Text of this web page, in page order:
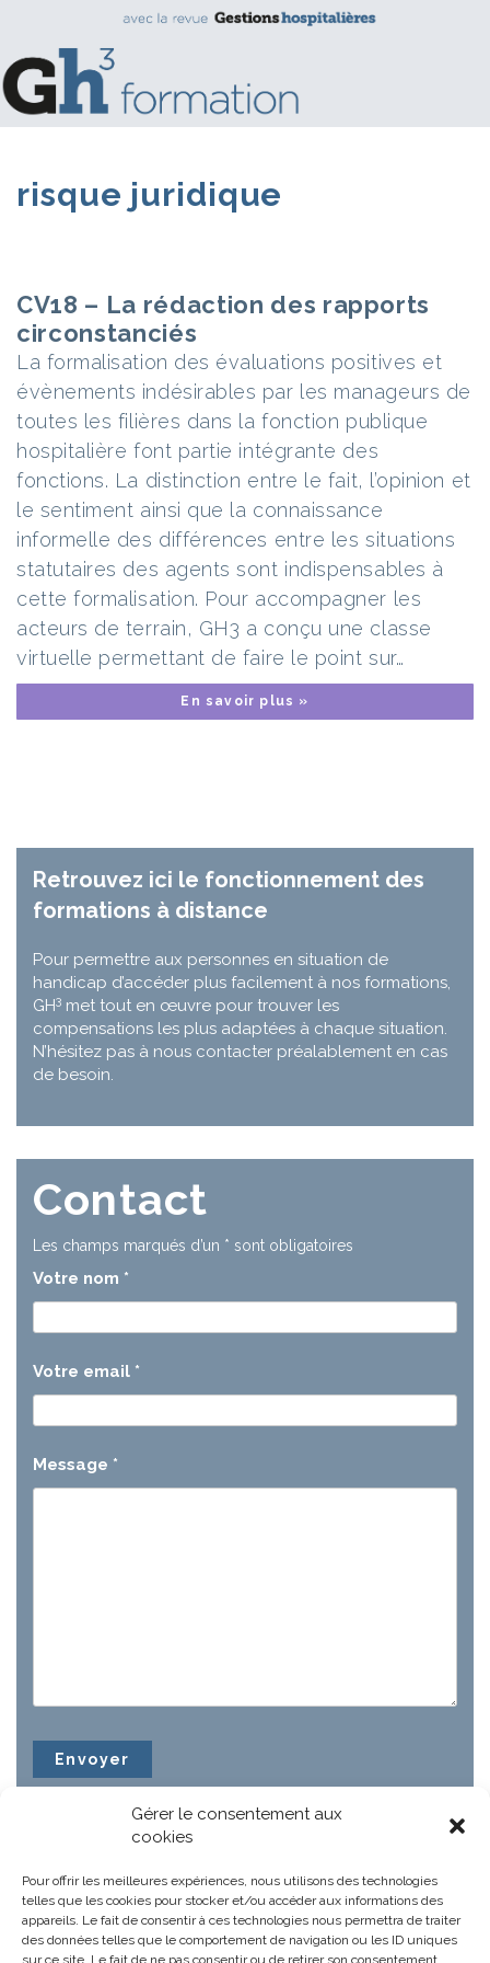
Gérer le consentement aux
cookies
Pour offrir les meilleures expériences, nous utilisons des technologies
telles que les cookies pour stocker et/ou accéder aux informations des
appareils. Le fait de consentir à ces technologies nous permettra de traiter
des données telles que le comportement de navigation ou les ID uniques
sur ce site. Le fait de ne pas consentir ou de retirer son consentement
risque juridique
CV18 – La rédaction des rapports
circonstanciés
La formalisation des évaluations positives et
évènements indésirables par les manageurs de
toutes les filières dans la fonction publique
hospitalière font partie intégrante des
fonctions. La distinction entre le fait, l’opinion et
le sentiment ainsi que la connaissance
informelle des différences entre les situations
statutaires des agents sont indispensables à
cette formalisation. Pour accompagner les
acteurs de terrain, GH3 a conçu une classe
virtuelle permettant de faire le point sur…
En savoir plus »
Retrouvez ici le fonctionnement des
formations à distance
Pour permettre aux personnes en situation de
handicap d’accéder plus facilement à nos formations,
GH3 met tout en œuvre pour trouver les
compensations les plus adaptées à chaque situation.
N’hésitez pas à nous contacter préalablement en cas
de besoin.
Contact
Les champs marqués d’un * sont obligatoires
Votre nom *
Votre email *
Message *